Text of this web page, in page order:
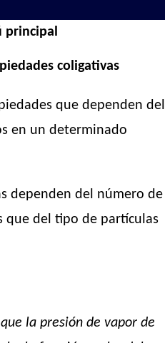
principal
coligativas
que dependen del
en un determinado
dependen del número de
que del tipo de partículas
la presión de vapor de